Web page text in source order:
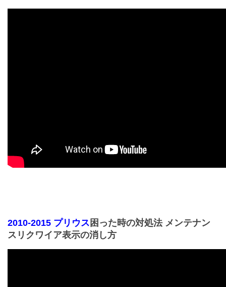
2010-2015 プリウス 困った時の対処法 メンテナン
スリクワイア表示の消し方